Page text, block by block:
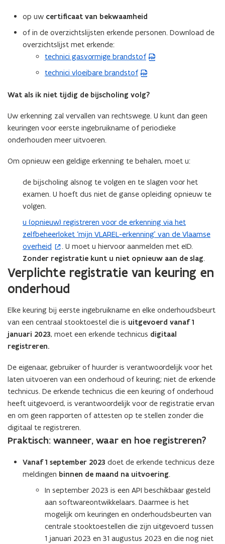
n
d
p
n
n
n
u
v
e
s
t
e
r
)
s
t
n
d
p
n
t
n
e
v
e
n
s
t
)
op uw certificaat van bekwaamheid
of in de overzichtslijsten erkende personen. Download de
overzichtslijst met erkende:
technici gasvormige brandstof
(
P
F
e
s
t
n
d
n
t
i
n
n
i
u
w
v
e
s
t
e
r
)
technici vloeibare brandstof
(
D
b
e
s
t
n
d
p
e
n
n
n
e
u
w
v
)
Wat als ik niet tijdig de bijscholing volg?
Uw erkenning zal vervallen van rechtswege. U kunt dan geen
keuringen voor eerste ingebruikname of periodieke
onderhouden meer uitvoeren.
Om opnieuw een geldige erkenning te behalen, moet u:
de bijscholing alsnog te volgen en te slagen voor het
examen. U hoeft dus niet de ganse opleiding opnieuw te
volgen.
u (opnieuw) registreren voor de erkenning via het
zelfbeheerloket ‘mijn VLAREL-erkenning’ van de Vlaamse
overheid
(
o
p
e
n
i
n
n
i
e
w
v
e
n
s
t
e
)
. U moet u hiervoor aanmelden met eID.
Zonder registratie kunt u niet opnieuw aan de slag.
Verplichte registratie van keuring en
onderhoud
Elke keuring bij eerste ingebruikname en elke onderhoudsbeurt
van een centraal stooktoestel die is uitgevoerd vanaf 1
januari 2023, moet een erkende technicus digitaal
registreren.
De eigenaar, gebruiker of huurder is verantwoordelijk voor het
laten uitvoeren van een onderhoud of keuring; niet de erkende
technicus. De erkende technicus die een keuring of onderhoud
heeft uitgevoerd, is verantwoordelijk voor de registratie ervan
en om geen rapporten of attesten op te stellen zonder die
digitaal te registreren.
Praktisch: wanneer, waar en hoe registreren?
Vanaf 1 september 2023 doet de erkende technicus deze
meldingen binnen de maand na uitvoering.
In september 2023 is een API beschikbaar gesteld
aan softwareontwikkelaars. Daarmee is het
mogelijk om keuringen en onderhoudsbeurten van
centrale stooktoestellen die zijn uitgevoerd tussen
1 januari 2023 en 31 augustus 2023 en die nog niet